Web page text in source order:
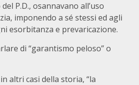
P.D., osannavano all’uso
imponendo a sé stessi ed agli
esorbitanza e prevaricazione.
di “garantismo peloso” o
altri casi della storia, “la